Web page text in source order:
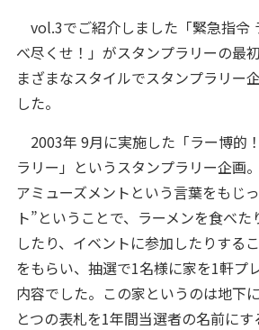
vol.3でご紹介しました「緊急指令
べ尽くせ！」がスタンプラリーの最
まざまなスタイルでスタンプラリー
した。
2003年 9月に実施した「ラー博的
ラリー」というスタンプラリー企画
アミューズメントという言葉をもじ
ト”ということで、ラーメンを食べ
したり、イベントに参加したりする
をもらい、抽選で1名様に家を1軒プ
内容でした。この家というのは地下
とつの表札を1年間当選者の名前にす